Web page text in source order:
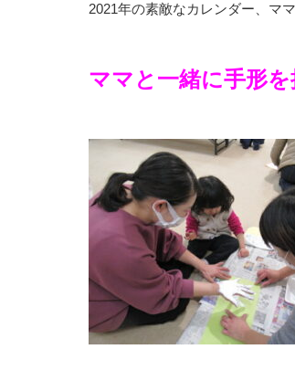
2021年の素敵なカレンダー、マ
ママと一緒に手形を